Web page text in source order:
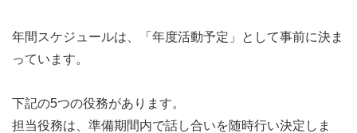
年間スケジュールは、「年度活動予定」として事前に決ま
っています。
下記の5つの役務があります。
担当役務は、準備期間内で話し合いを随時行い決定しま